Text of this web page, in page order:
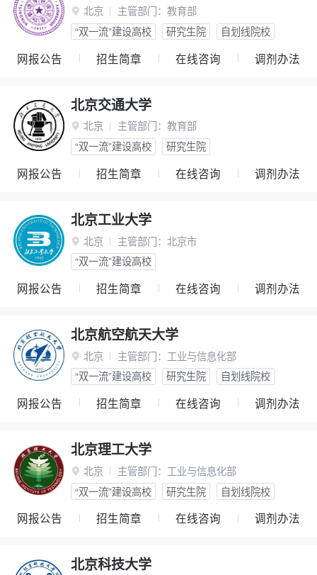
 北京 主管部门： 教育部
“双一流”建设高校
研究生院 自划线院校
网报公告 招生简章 在线咨询 调剂办法
北京交通大学
 北京 主管部门： 教育部
“双一流”建设高校
研究生院
网报公告 招生简章 在线咨询 调剂办法
北京工业大学
 北京 主管部门： 北京市
“双一流”建设高校
网报公告 招生简章 在线咨询 调剂办法
北京航空航天大学
 北京 主管部门： 工业与信息化部
“双一流”建设高校
研究生院 自划线院校
网报公告 招生简章 在线咨询 调剂办法
北京理工大学
 北京 主管部门： 工业与信息化部
“双一流”建设高校
研究生院 自划线院校
网报公告 招生简章 在线咨询 调剂办法
北京科技大学